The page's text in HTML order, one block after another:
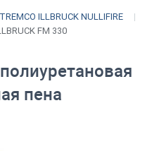
TREMCO ILLBRUCK NULLIFIRE
FM 330
пена